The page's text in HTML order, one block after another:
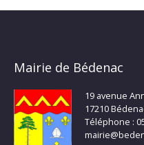
Mairie de Bédenac
19 avenue
17210
Téléphone :